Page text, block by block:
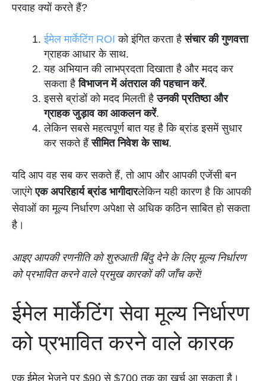
परवाह क्यों करते हैं?
ईमेल मार्केटिंग ROI को इंगित करता हैसंचार की गुणवत्ता
ग्राहक आधार के साथ.
यह अभियान की लाभप्रदता दिखाता है और मदद कर
सकता हैविभाजन में अंतराल की पहचान करें.
इससे ब्रांडों को मदद मिलती हैउनकी प्रतिष्ठा और
ग्राहक जुड़ाव का आकलन करें.
लेकिन सबसे महत्वपूर्ण बात यह है कि ब्रांड इसमें सुधार
कर सकते हैंसीमित निवेश के साथ.
यदि आप वह सब कर सकते हैं, तो आप और आपकी एजेंसी बन
जाएंगेएक अपरिहार्य ब्रांड भागीदारलेकिन यही कारण है कि आपकी
सेवाओं का मूल्य निर्धारण अपेक्षा से अधिक कठिन साबित हो सकता
है।
आइए आपकी रणनीति को शुरुआती बिंदु देने के लिए मूल्य निर्धारण
को प्रभावित करने वाले प्रमुख कारकों की जाँच करें!
ईमेल मार्केटिंग सेवा मूल्य निर्धारण
को प्रभावित करने वाले कारक
एक ईमेल भेजने पर $90 से $700 तक का खर्च आ सकता है।